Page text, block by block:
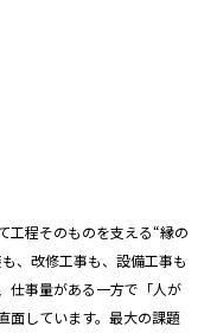
工程そのものを支える“縁の
、改修工事も、設備工事も
仕事量がある一方で「人が
面しています。最大の課題